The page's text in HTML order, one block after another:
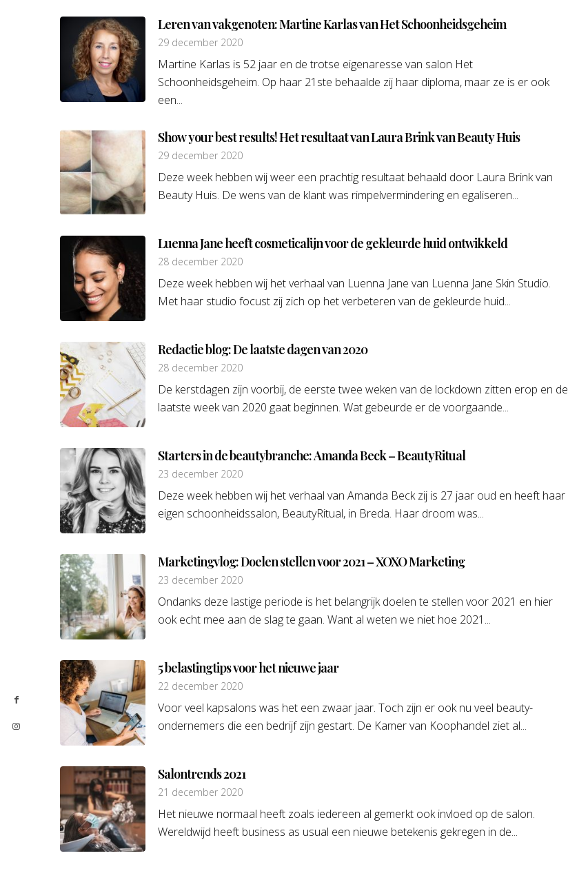
Leren van vakgenoten: Martine Karlas van Het Schoonheidsgeheim
29 december 2020
Martine Karlas is 52 jaar en de trotse eigenaresse van salon Het
Schoonheidsgeheim. Op haar 21ste behaalde zij haar diploma, maar ze is er ook
een...
Show your best results! Het resultaat van Laura Brink van Beauty Huis
29 december 2020
Deze week hebben wij weer een prachtig resultaat behaald door Laura Brink van
Beauty Huis. De wens van de klant was rimpelvermindering en egaliseren...
Luenna Jane heeft cosmeticalijn voor de gekleurde huid ontwikkeld
28 december 2020
Deze week hebben wij het verhaal van Luenna Jane van Luenna Jane Skin Studio.
Met haar studio focust zij zich op het verbeteren van de gekleurde huid...
Redactie blog: De laatste dagen van 2020
28 december 2020
De kerstdagen zijn voorbij, de eerste twee weken van de lockdown zitten erop en de
laatste week van 2020 gaat beginnen. Wat gebeurde er de voorgaande...
Starters in de beautybranche: Amanda Beck – BeautyRitual
23 december 2020
Deze week hebben wij het verhaal van Amanda Beck zij is 27 jaar oud en heeft haar
eigen schoonheidssalon, BeautyRitual, in Breda. Haar droom was...
Marketingvlog: Doelen stellen voor 2021 – XOXO Marketing
23 december 2020
Ondanks deze lastige periode is het belangrijk doelen te stellen voor 2021 en hier
ook echt mee aan de slag te gaan. Want al weten we niet hoe 2021...
5 belastingtips voor het nieuwe jaar
22 december 2020
Voor veel kapsalons was het een zwaar jaar. Toch zijn er ook nu veel beauty-
ondernemers die een bedrijf zijn gestart. De Kamer van Koophandel ziet al...
Salontrends 2021
21 december 2020
Het nieuwe normaal heeft zoals iedereen al gemerkt ook invloed op de salon.
Wereldwijd heeft business as usual een nieuwe betekenis gekregen in de...